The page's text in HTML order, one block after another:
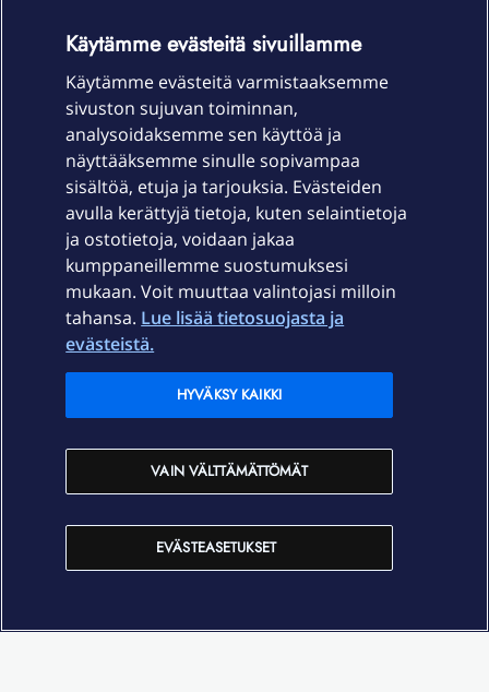
Laitteet & liittymät
Palvelut
Ajankohtaista
Elisa Oyj
In English
Käytämme evästeitä sivuillamme
Käytämme evästeitä varmistaaksemme
sivuston sujuvan toiminnan,
analysoidaksemme sen käyttöä ja
näyttääksemme sinulle sopivampaa
sisältöä, etuja ja tarjouksia. Evästeiden
avulla kerättyjä tietoja, kuten selaintietoja
ja ostotietoja, voidaan jakaa
kumppaneillemme suostumuksesi
mukaan. Voit muuttaa valintojasi milloin
tahansa. Lue lisää tietosuojasta ja
evästeistä.
EVÄSTEASETUKSET
VAIN VÄLTTÄMÄTTÖMÄT
HYVÄKSY KAIKKI